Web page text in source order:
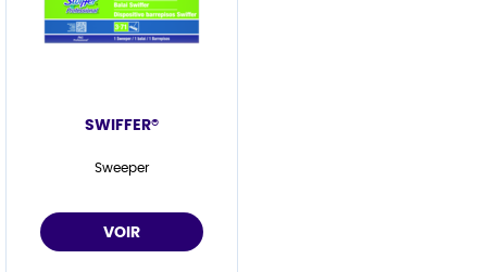
SWIFFER®
Sweeper
VOIR